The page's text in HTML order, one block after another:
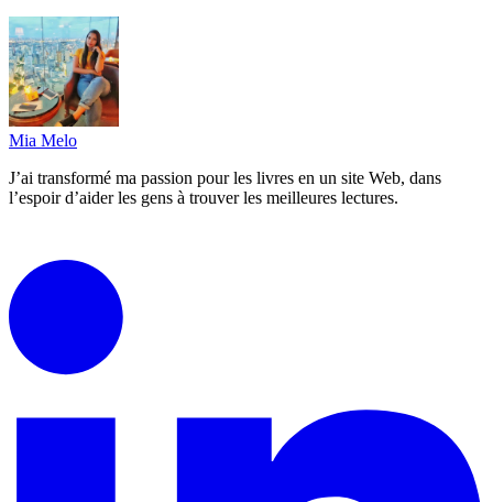
Mia Melo
J’ai transformé ma passion pour les livres en un site Web, dans
l’espoir d’aider les gens à trouver les meilleures lectures.